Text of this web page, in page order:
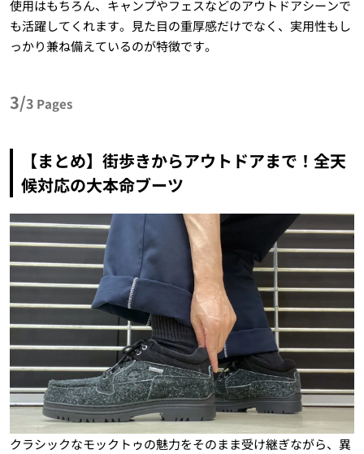
使用はもちろん、キャンプやフェスなどのアウトドアシーンで
も活躍してくれます。見た目の重厚感だけでなく、実用性もし
っかり兼ね備えているのが特徴です。
3/3 Pages
【まとめ】街歩きからアウトドアまで！全天
候対応の大本命ブーツ
クラシックなモックトゥの魅力をそのまま受け継ぎながら、異